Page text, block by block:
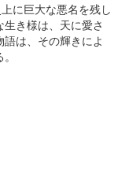
に巨大な悪名を残し
き様は、天に愛さ
は、その輝きによ